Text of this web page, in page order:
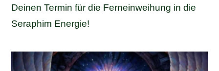
Deinen Termin für die Ferneinweihung in die
Seraphim Energie!